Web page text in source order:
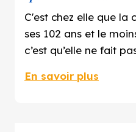
cette centenaire qui
d'impressionner et
côtoient.
C'est chez elle que la
ses 102 ans et le
c’est qu’elle ne fait
En savoir plus